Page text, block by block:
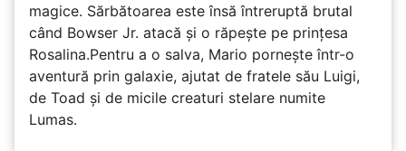
magice. Sărbătoarea este însă întreruptă brutal
când Bowser Jr. atacă și o răpește pe prinţesa
Rosalina.Pentru a o salva, Mario pornește într-o
aventură prin galaxie, ajutat de fratele său Luigi,
de Toad și de micile creaturi stelare numite
Lumas.